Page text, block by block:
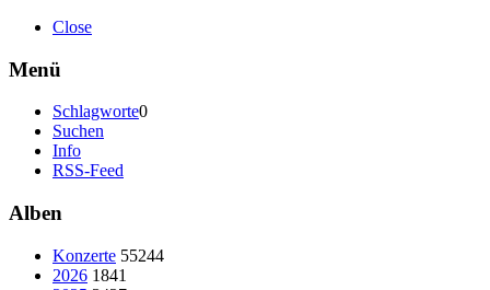
Close
Menü
Schlagworte0
Suchen
Info
RSS-Feed
Alben
Konzerte 55244
2026 1841